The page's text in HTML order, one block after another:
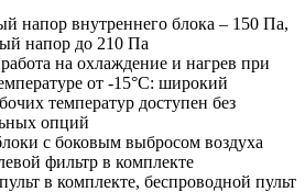
напор внутреннего блока – 150 Па,
напор до 210 Па
на охлаждение и нагрев при
от -15°С: широкий
температур доступен без
опций
с боковым выбросом воздуха
фильтр в комплекте
в комплекте, беспроводной пульт